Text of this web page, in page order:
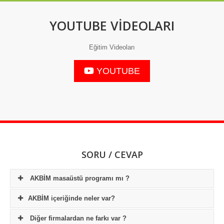
YOUTUBE VİDEOLARI
Eğitim Videoları
YOUTUBE
SORU / CEVAP
AKBİM masaüstü programı mı ?
Hayır Akbim programını internet olan her cihazdan
kullanabilirsiniz. APPLE ve GOOGLE STORE da bulunan
AKBIMOBS uygulaması indirerek bir çok işleminizi kolayca
AKBİM içeriğinde neler var?
Akbim bir eğitim kurumunun ihtiyaç duyacağı tüm programları
Diğer firmalardan ne farkı var ?